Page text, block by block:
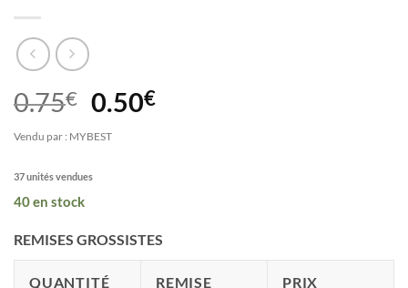
0.75€ Le
prix
était :
0.50€Le
Vendu par : MYBEST
37 unités vendues
40 en stock
REMISES GROSSISTES
QUANTITÉ REMISE PRIX